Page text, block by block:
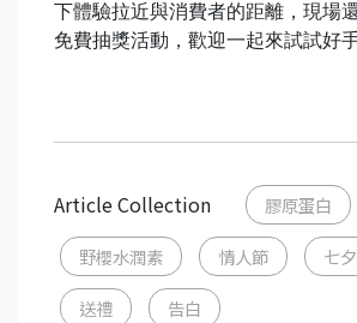
下體驗拉近與消費者的距離，現場
免費抽獎活動，歡迎一起來試試好
Article Collection 膠原蛋白
野櫻水潤素 情人節 七
送禮 告白